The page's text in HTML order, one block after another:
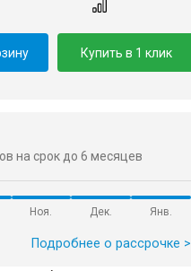
Купить в 1 клик
на срок до 6 месяцев
Ноя. Дек. Янв.
Подробнее о рассрочке >